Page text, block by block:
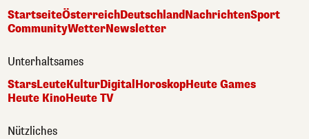
StartseiteÖsterreichDeutschlandNachrichtenSport
CommunityWetterNewsletter
Unterhaltsames
StarsLeuteKulturDigital HoroskopHeute Games
Heute KinoHeute TV
Nützliches